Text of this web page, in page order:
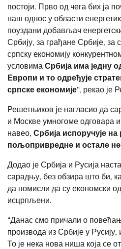
постоји. Прво од чега бих ја
наш однос у области
поуздани добављач
Србију, за грађане Србије, за
српску економију
условима Србија има једну
Европи и то одређује
српске економије“, рекао је
Решетњиков је нагласио да
и Москве умногоме одговара и
навео, Србија испоручује
пољопривредне и остале
Додао је Србија и Русија
сарадњу, без обзира што би,
да помисли да су економски
исцрпљени.
“Данас смо причали о
производа из Србије у
То је нека нова ниша која се